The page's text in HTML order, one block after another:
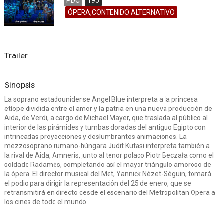
ÓPERA,CONTENIDO ALTERNATIVO
Trailer
Sinopsis
La soprano estadounidense Angel Blue interpreta a la princesa
etíope dividida entre el amor y la patria en una nueva producción de
Aida, de Verdi, a cargo de Michael Mayer, que traslada al público al
interior de las pirámides y tumbas doradas del antiguo Egipto con
intrincadas proyecciones y deslumbrantes animaciones. La
mezzosoprano rumano-húngara Judit Kutasi interpreta también a
la rival de Aida, Amneris, junto al tenor polaco Piotr Beczała como el
soldado Radamès, completando así el mayor triángulo amoroso de
la ópera. El director musical del Met, Yannick Nézet-Séguin, tomará
el podio para dirigir la representación del 25 de enero, que se
retransmitirá en directo desde el escenario del Metropolitan Opera a
los cines de todo el mundo.